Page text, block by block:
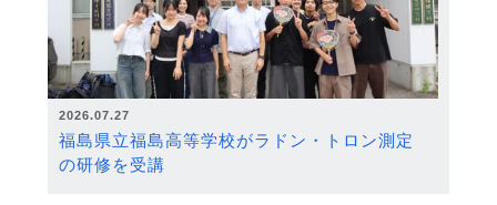
2026.07.27
福島県立福島高等学校がラドン・トロン測定
の研修を受講